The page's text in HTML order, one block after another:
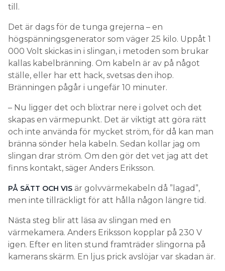
till.
Det är dags för de tunga grejerna – en
högspänningsgenerator som väger 25 kilo. Uppåt 1
000 Volt skickas in i slingan, i metoden som brukar
kallas kabelbränning. Om kabeln är av på något
ställe, eller har ett hack, svetsas den ihop.
Bränningen pågår i ungefär 10 minuter.
– Nu ligger det och blixtrar nere i golvet och det
skapas en värmepunkt. Det är viktigt att göra rätt
och inte använda för mycket ström, för då kan man
bränna sönder hela kabeln. Sedan kollar jag om
slingan drar ström. Om den gör det vet jag att det
finns kontakt, säger Anders Eriksson.
PÅ SÄTT OCH VIS är golvvärmekabeln då ”lagad”,
men inte tillräckligt för att hålla någon längre tid.
Nästa steg blir att läsa av slingan med en
värmekamera. Anders Eriksson kopplar på 230 V
igen. Efter en liten stund framträder slingorna på
kamerans skärm. En ljus prick avslöjar var skadan är.